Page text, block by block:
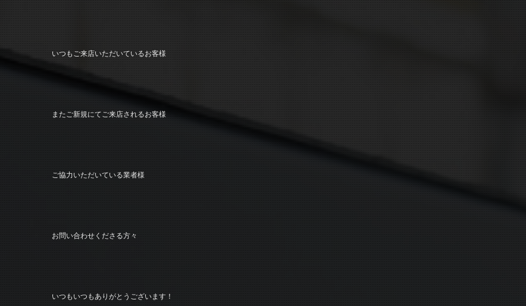
いつもご来店いただいているお客様
またご新規にてご来店されるお客様
ご協力いただいている業者様
お問い合わせくださる方々
いつもいつもありがとうございます！